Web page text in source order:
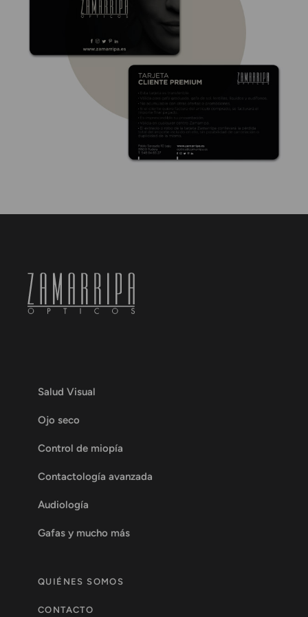
Salud Visual
Ojo seco
Control de miopía
Contactología avanzada
Audiología
Gafas y mucho más
QUIÉNES SOMOS
CONTACTO